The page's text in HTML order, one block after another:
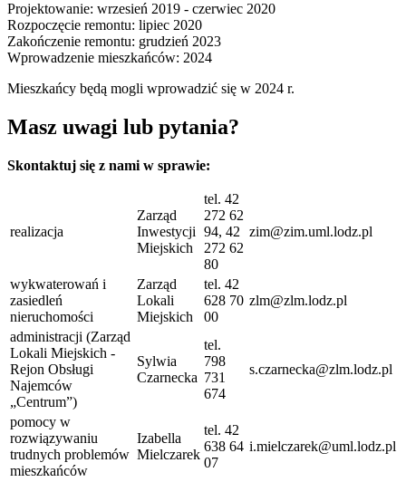
Projektowanie: wrzesień 2019 - czerwiec 2020
Rozpoczęcie remontu: lipiec 2020
Zakończenie remontu: grudzień 2023
Wprowadzenie mieszkańców: 2024
Mieszkańcy będą mogli wprowadzić się w 2024 r.
Masz uwagi lub pytania?
Skontaktuj się z nami w sprawie:
realizacja
Zarząd
Inwestycji
Miejskich
tel. 42
272 62
94, 42
272 62
80
zim@zim.uml.lodz.pl
wykwaterowań i
zasiedleń
nieruchomości
Zarząd
Lokali
Miejskich
tel. 42
628 70
00
zlm@zlm.lodz.pl
administracji (Zarząd
Lokali Miejskich -
Rejon Obsługi
Najemców
„Centrum”)
Sylwia
Czarnecka
tel.
798
731
674
s.czarnecka@zlm.lodz.pl
pomocy w
rozwiązywaniu
trudnych problemów
mieszkańców
Izabella
Mielczarek
tel. 42
638 64
07
i.mielczarek@uml.lodz.pl